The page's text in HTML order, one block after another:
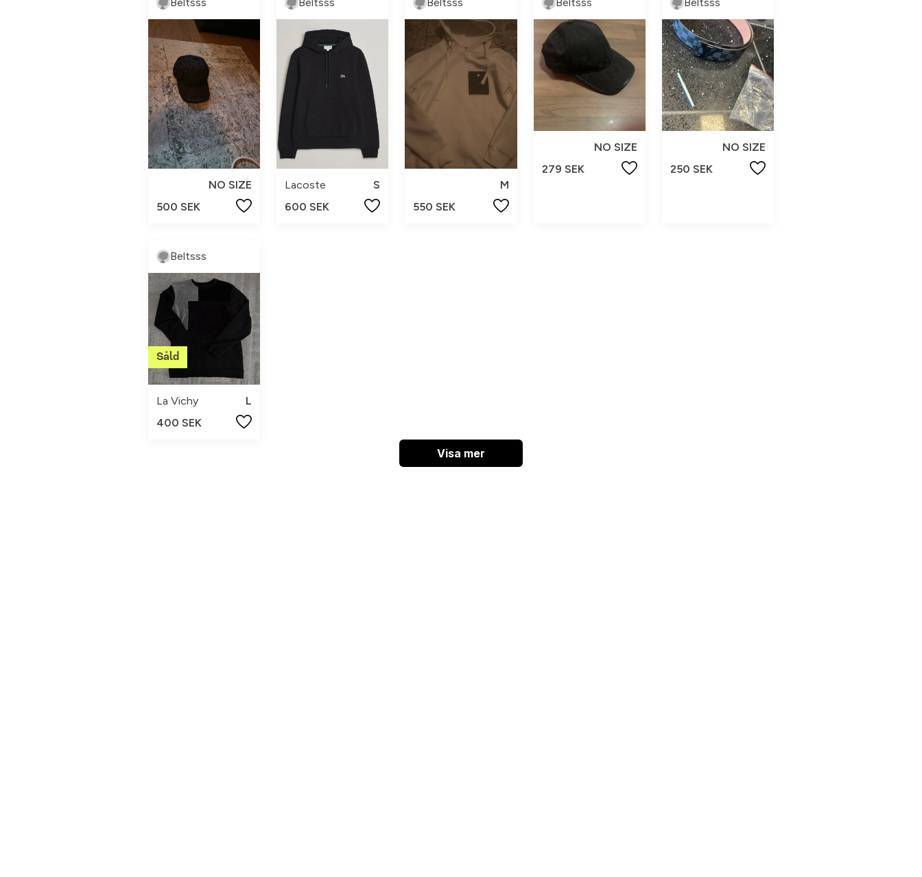
NO SIZE
500 SEK
Lacoste
S
600 SEK
M
550 SEK
NO SIZE
279 SEK
NO SIZE
250 SEK
Beltsss
La Vichy
L
400 SEK
Visa mer